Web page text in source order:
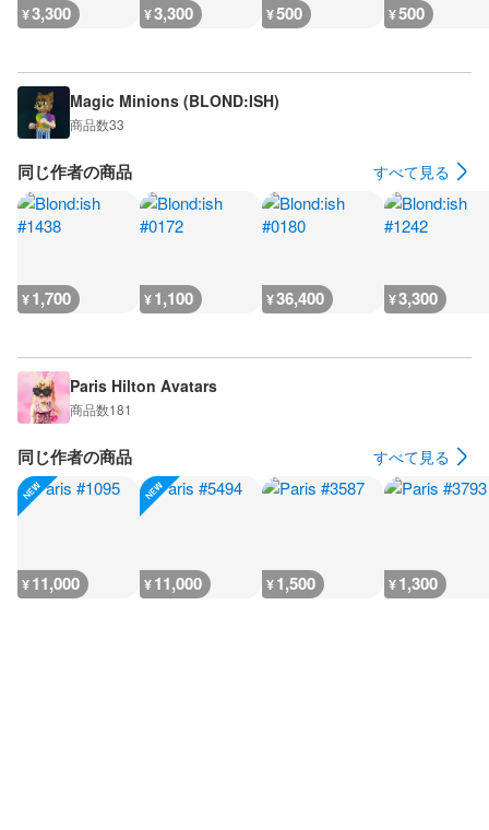
¥3,300 ¥3,300 ¥500 ¥500
Magic Minions (BLOND:ISH)
商品数33
同じ作者の商品 すべて見る
¥1,700 ¥1,100 ¥36,400 ¥3,300
Paris Hilton Avatars
商品数181
同じ作者の商品 すべて見る
¥11,000 ¥11,000 ¥1,500 ¥1,300